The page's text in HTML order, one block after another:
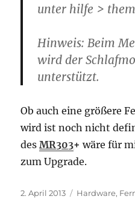
unter hilfe >
Hinweis: Beim
wird der
unterstützt.
Ob auch eine größere
wird ist noch nicht
desMR303+ wäre für
zum Upgrade.
Veröffentlicht
2. April 2013 Kategorien
Hardware,